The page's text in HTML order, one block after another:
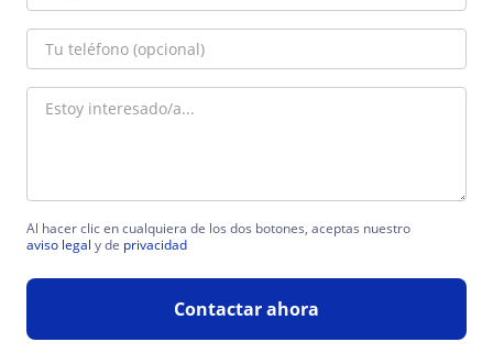
Al hacer clic en cualquiera de los dos botones, aceptas nuestro
aviso legal y de privacidad
Contactar ahora